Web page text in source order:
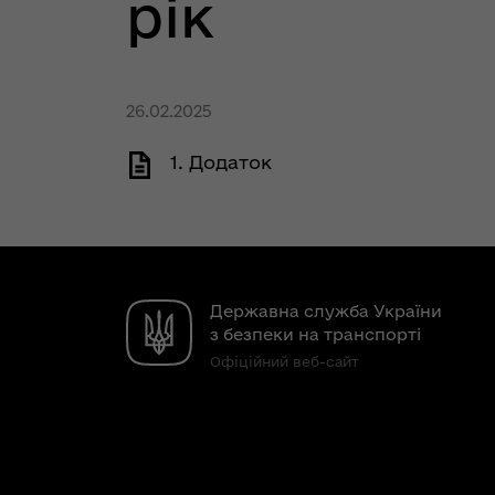
рік
26.02.2025
1. Додаток
Державна служба України
з безпеки на транспорті
Офіційний веб-сайт